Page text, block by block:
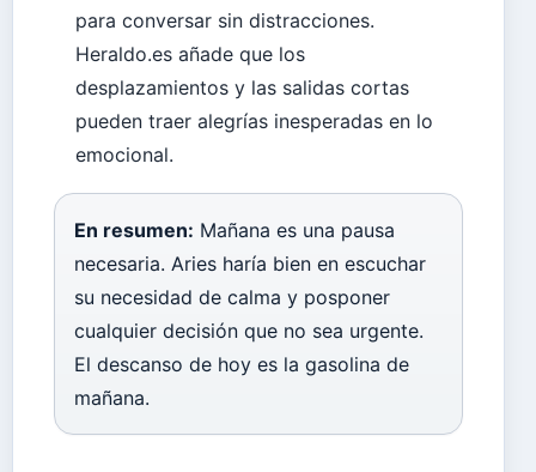
para conversar sin distracciones.
Heraldo.es añade que los
desplazamientos y las salidas cortas
pueden traer alegrías inesperadas en lo
emocional.
En resumen: Mañana es una pausa
necesaria. Aries haría bien en escuchar
su necesidad de calma y posponer
cualquier decisión que no sea urgente.
El descanso de hoy es la gasolina de
mañana.